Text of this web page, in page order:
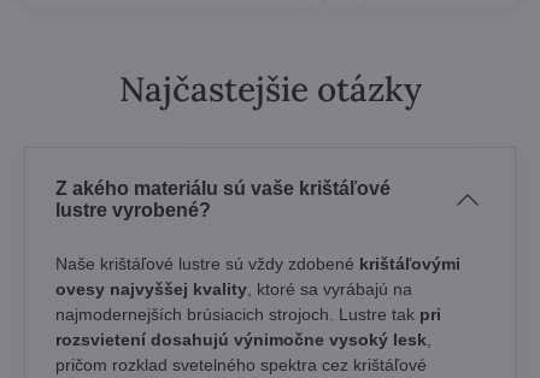
Najčastejšie otázky
Z akého materiálu sú vaše krištáľové
lustre vyrobené?
Naše krištáľové lustre sú vždy zdobené krištáľovými
ovesy najvyššej kvality , ktoré sa vyrábajú na
najmodernejších brúsiacich strojoch. Lustre tak pri
rozsvietení dosahujú výnimočne vysoký lesk
pričom rozklad svetelného spektra cez krištáľové